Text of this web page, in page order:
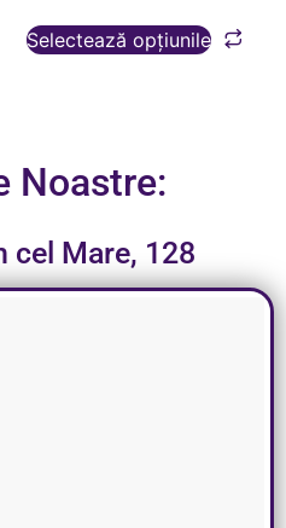
Selectează opțiunile
Noastre:
cel Mare, 128